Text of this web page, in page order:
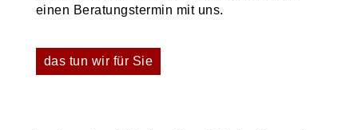
einen Beratungstermin mit uns.
das tun wir für Sie